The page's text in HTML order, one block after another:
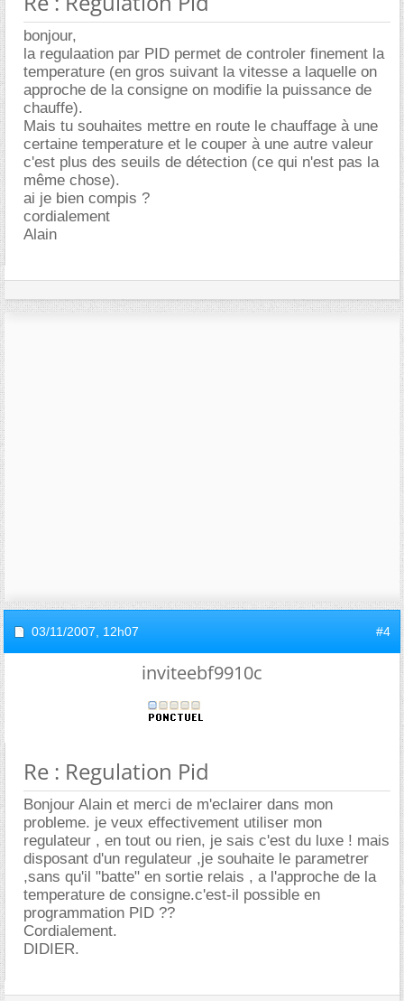
bonjour,
la regulaation par PID permet de controler finement la
temperature (en gros suivant la vitesse a laquelle on
approche de la consigne on modifie la puissance de
chauffe).
Mais tu souhaites mettre en route le chauffage à une
certaine temperature et le couper à une autre valeur
c'est plus des seuils de détection (ce qui n'est pas la
même chose).
ai je bien compis ?
cordialement
Alain
03/11/2007, 12h07 #4
inviteebf9910c
Re : Regulation Pid
Bonjour Alain et merci de m'eclairer dans mon
probleme. je veux effectivement utiliser mon
regulateur , en tout ou rien, je sais c'est du luxe ! mais
disposant d'un regulateur ,je souhaite le parametrer
,sans qu'il "batte" en sortie relais , a l'approche de la
temperature de consigne.c'est-il possible en
programmation PID ??
Cordialement.
DIDIER.